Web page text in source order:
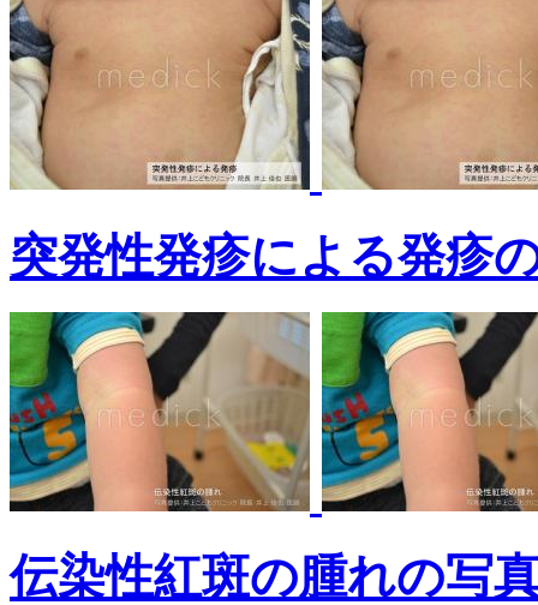
突発性発疹による発疹
伝染性紅斑の腫れの写